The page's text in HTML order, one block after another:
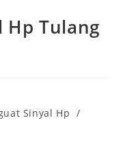
Hp Tulang
Sinyal Hp /